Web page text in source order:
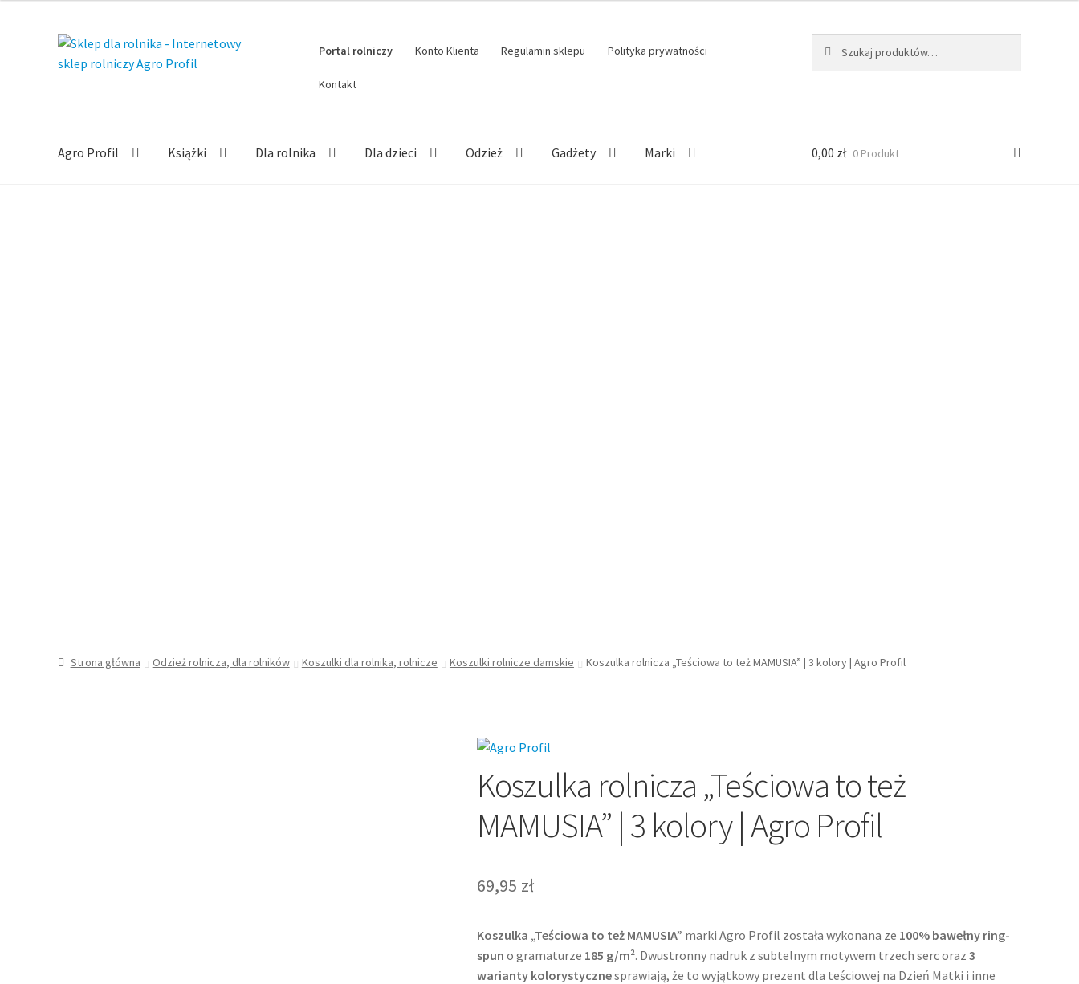
Przejdź
do
Przejdź
do
Portal rolniczy Konto Klienta Regulamin sklepu Polityka prywatności
Kontakt
Agro Profil Książki Dla rolnika Dla dzieci Odzież Gadżety Marki 0,00 zł 0 Produkt
Strona główna Odzież rolnicza, dla rolników Koszulki dla rolnika, rolnicze Koszulki rolnicze damskie Koszulka rolnicza „Teściowa to też MAMUSIA” | 3 kolory | Agro Profil
Koszulka rolnicza „Teściowa to też
MAMUSIA” | 3 kolory | Agro Profil
69,95 zł
Koszulka „Teściowa to też MAMUSIA” marki Agro Profil została wykonana ze 100% bawełny ring-
spun o gramaturze 185 g/m². Dwustronny nadruk z subtelnym motywem trzech serc oraz 3
warianty kolorystycznesprawiają, że to wyjątkowy prezent dla teściowej na Dzień Matki i inne